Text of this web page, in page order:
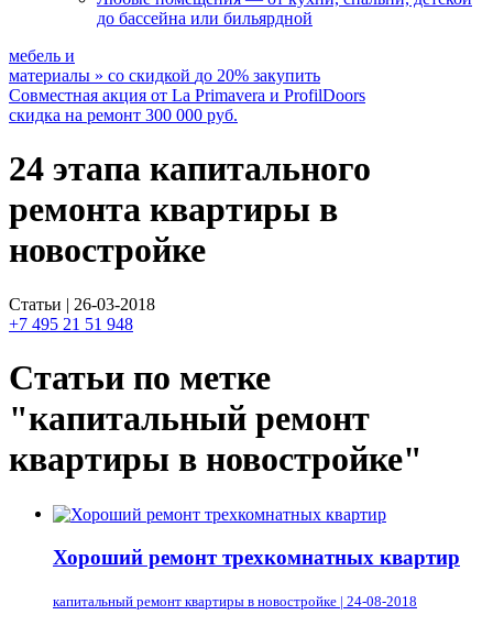
до бассейна или бильярдной
мебель и
материалы » со скидкой до 20% закупить
Совместная акция от La Primavera и ProfilDoors
скидка на ремонт 300 000 руб.
24 этапа капитального
ремонта квартиры в
новостройке
Статьи | 26-03-2018
+7 495 21 51 948
Статьи по метке
"капитальный ремонт
квартиры в новостройке"
Хороший ремонт трехкомнатных квартир
капитальный ремонт квартиры в новостройке | 24-08-2018